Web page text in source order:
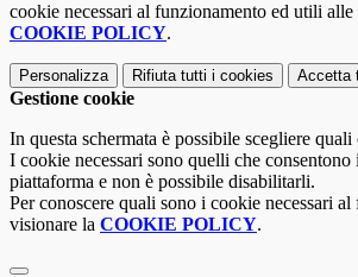
cookie necessari al funzionamento ed utili
COOKIE POLICY.
Personalizza Rifiuta tutti i cookies Accetta
Gestione cookie
In questa schermata è possibile scegliere
I cookie necessari sono quelli che
piattaforma e non è possibile disabilitarli.
Per conoscere quali sono i cookie necessari
visionare la COOKIE POLICY.